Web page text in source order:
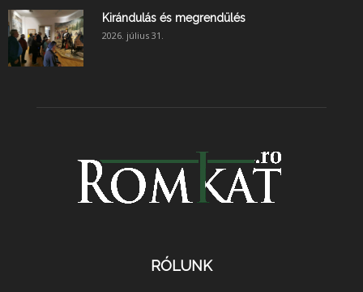
Kirándulás és megrendülés
2026. július 31.
RÓLUNK